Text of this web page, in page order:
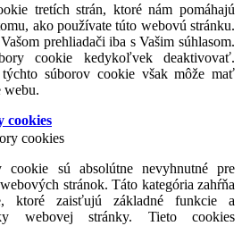
tretích strán, ktoré nám pomáhajú
ako používate túto webovú stránku.
prehliadači iba s Vašim súhlasom.
cookie kedykoľvek deaktivovať.
súborov cookie však môže mať
webu.
cookies
cookies
cookie sú absolútne nevyhnutné pre
stránok. Táto kategória zahŕňa
ktoré zaisťujú základné funkcie a
webovej stránky. Tieto cookies